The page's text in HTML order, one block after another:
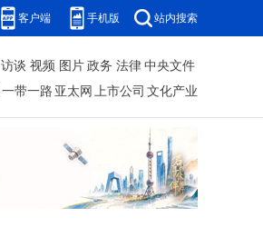
客户端 手机版 站内搜索
访谈 视频 图片 政务 法律 中央文件
一带一路 亚太网 上市公司 文化产业